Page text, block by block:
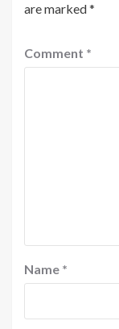
are marked*
Comment *
Name *